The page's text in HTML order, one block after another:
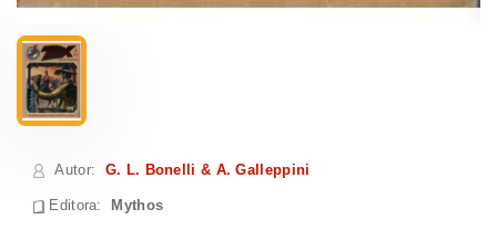
Autor: G. L. Bonelli & A. Galleppini
Editora: Mythos